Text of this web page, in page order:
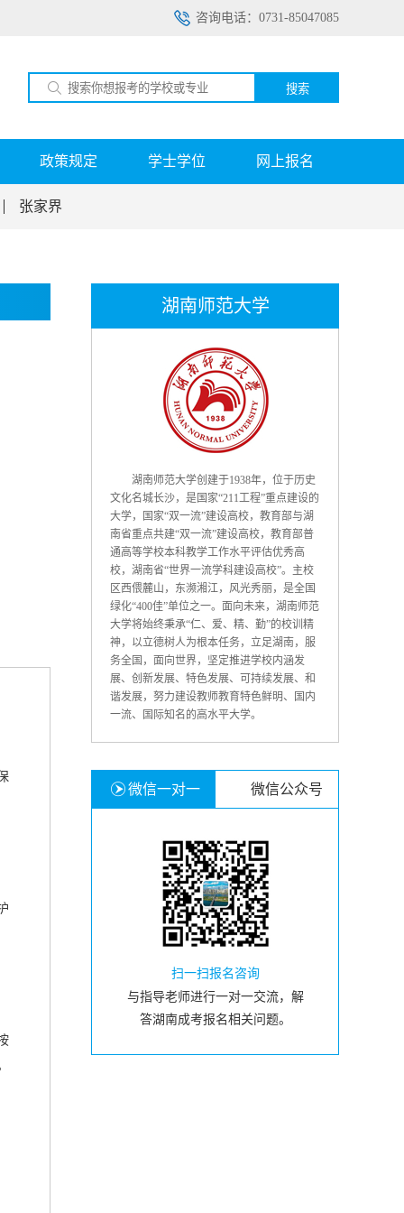
咨询电话：0731-85047085
搜索
政策规定 学士学位 网上报名
张家界
湖南师范大学
湖南师范大学创建于1938年，位于历史
文化名城长沙，是国家“211工程”重点建设的
大学，国家“双一流”建设高校，教育部与湖
南省重点共建“双一流”建设高校，教育部普
通高等学校本科教学工作水平评估优秀高
校，湖南省“世界一流学科建设高校”。主校
区西偎麓山，东濒湘江，风光秀丽，是全国
绿化“400佳”单位之一。面向未来，湖南师范
大学将始终秉承“仁、爱、精、勤”的校训精
神，以立德树人为根本任务，立足湖南，服
务全国，面向世界，坚定推进学校内涵发
展、创新发展、特色发展、可持续发展、和
谐发展，努力建设教师教育特色鲜明、国内
一流、国际知名的高水平大学。
微信一对一 微信公众号
扫一扫报名咨询
与指导老师进行一对一交流，解
答湖南成考报名相关问题。